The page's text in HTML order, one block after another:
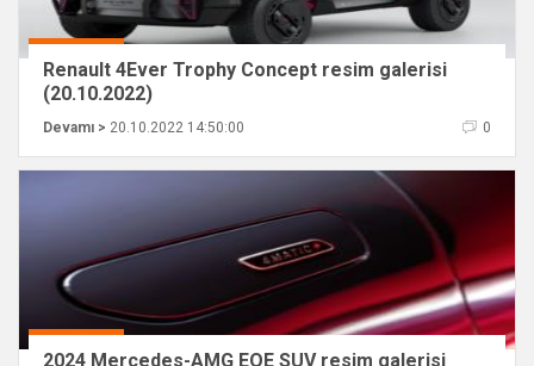
Renault 4Ever Trophy Concept resim galerisi
(20.10.2022)
Devamı > 20.10.2022 14:50:00 0
2024 Mercedes-AMG EQE SUV resim galerisi